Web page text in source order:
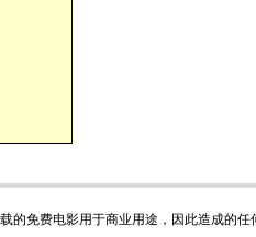
的免费电影用于商业用途，因此造成的任